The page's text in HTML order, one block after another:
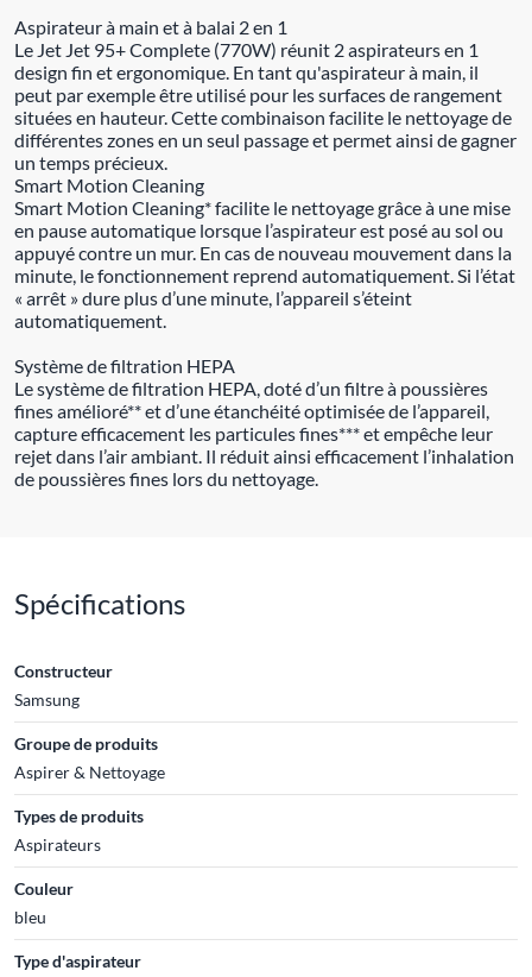
Aspirateur à main et à balai 2 en 1
Le Jet Jet 95+ Complete (770W) réunit 2 aspirateurs en 1
design fin et ergonomique. En tant qu'aspirateur à main, il
peut par exemple être utilisé pour les surfaces de rangement
situées en hauteur. Cette combinaison facilite le nettoyage de
différentes zones en un seul passage et permet ainsi de gagner
un temps précieux.
Smart Motion Cleaning
Smart Motion Cleaning* facilite le nettoyage grâce à une mise
en pause automatique lorsque l’aspirateur est posé au sol ou
appuyé contre un mur. En cas de nouveau mouvement dans la
minute, le fonctionnement reprend automatiquement. Si l’état
« arrêt » dure plus d’une minute, l’appareil s’éteint
automatiquement.
Système de filtration HEPA
Le système de filtration HEPA, doté d’un filtre à poussières
fines amélioré** et d’une étanchéité optimisée de l’appareil,
capture efficacement les particules fines*** et empêche leur
rejet dans l’air ambiant. Il réduit ainsi efficacement l’inhalation
de poussières fines lors du nettoyage.
Spécifications
Constructeur
Samsung
Groupe de produits
Aspirer & Nettoyage
Types de produits
Aspirateurs
Couleur
bleu
Type d'aspirateur